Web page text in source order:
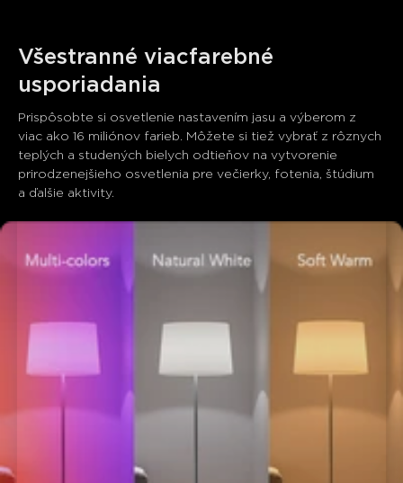
Všestranné viacfarebné
usporiadania
Prispôsobte si osvetlenie nastavením jasu a výberom z
viac ako 16 miliónov farieb. Môžete si tiež vybrať z rôznych
teplých a studených bielych odtieňov na vytvorenie
prirodzenejšieho osvetlenia pre večierky, fotenia, štúdium
a ďalšie aktivity.